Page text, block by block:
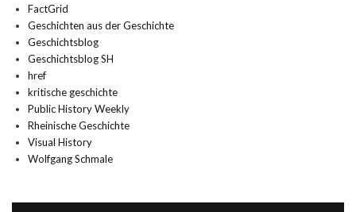
FactGrid
Geschichten aus der Geschichte
Geschichtsblog
Geschichtsblog SH
href
kritische geschichte
Public History Weekly
Rheinische Geschichte
Visual History
Wolfgang Schmale